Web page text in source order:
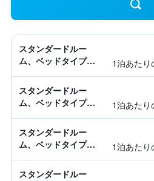
スタンダードルー
ム、ベッドタイプ情
1泊あたり
スタンダードルー
ム、ベッドタイプ情
1泊あたり
スタンダードルー
ム、ベッドタイプ情
1泊あたり
スタンダードルー